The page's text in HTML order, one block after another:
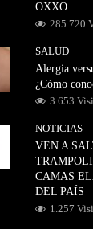
OXXO
285.720
SALUD
Alergia
¿Cómo
3.653
NOTICIAS
VEN A
CAMAS
DEL PAÍS
1.257